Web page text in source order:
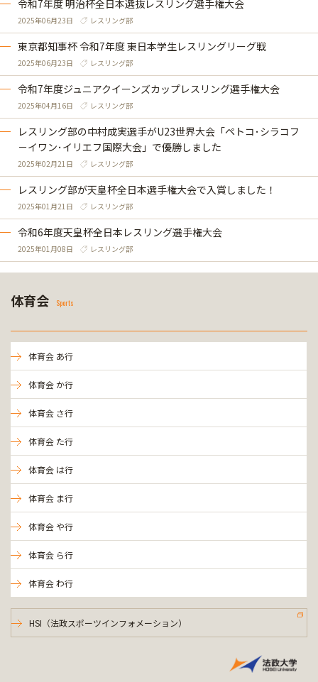
令和7年度 明治杯全日本選抜レスリング選手権大会
2025年06月23日 レスリング部
東京都知事杯 令和7年度 東日本学生レスリングリーグ戦
2025年06月23日 レスリング部
令和7年度ジュニアクイーンズカップレスリング選手権大会
2025年04月16日 レスリング部
レスリング部の中村成実選手がU23世界大会「ペトコ･シラコフ
－イワン･イリエフ国際大会」で優勝しました
2025年02月21日 レスリング部
レスリング部が天皇杯全日本選手権大会で入賞しました！
2025年01月21日 レスリング部
令和6年度天皇杯全日本レスリング選手権大会
2025年01月08日 レスリング部
体育会 Sports
体育会 あ行
体育会 か行
体育会 さ行
体育会 た行
体育会 は行
体育会 ま行
体育会 や行
体育会 ら行
体育会 わ行
HSI（法政スポーツインフォメーション）